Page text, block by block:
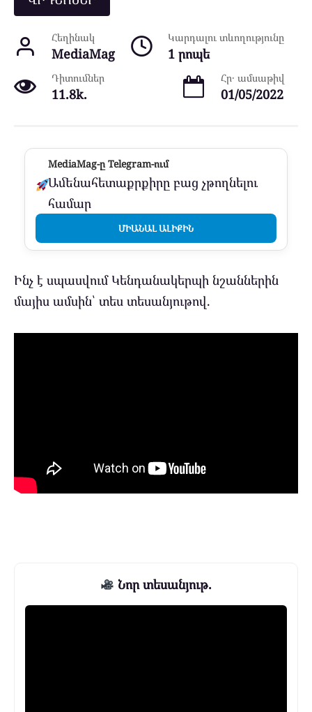
Հեղինակ
MediaMag
Կարդալու տևողությունը
1 րոպե
Դիտումներ
11.8k.
Հր․ ամսաթիվ
01/05/2022
MediaMag-ը Telegram-ում
Ամենահետաքրքիրը բաց չթողնելու
համար
ՄԻԱՆԱԼ ԱԼԻՔԻՆ
Ինչ է սպասվում Կենդանակերպի նշաններին
մայիս ամսին՝ տես տեսանյութով.
Նոր տեսանյութ.